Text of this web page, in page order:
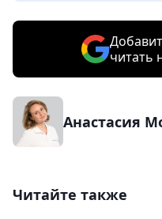
читать
Анастасия
Читайте также